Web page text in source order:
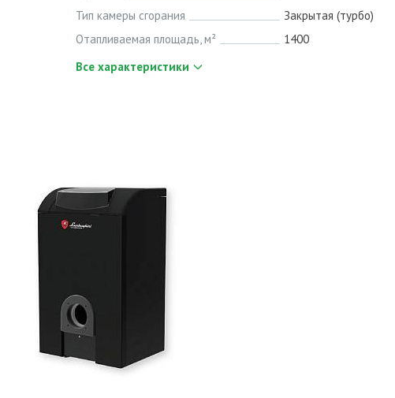
Тип камеры сгорания
Закрытая (турбо)
Отапливаемая площадь, м²
1400
Все характеристики